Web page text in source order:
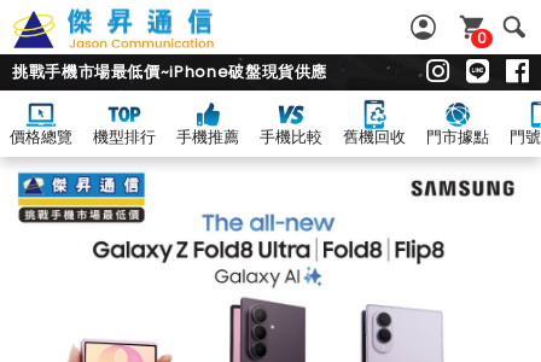
0
挑戰手機市場最低價~iPhone破盤現貨供應
價格總覽 機型排行 手機推薦 手機比較 舊機回收 門市據點 門